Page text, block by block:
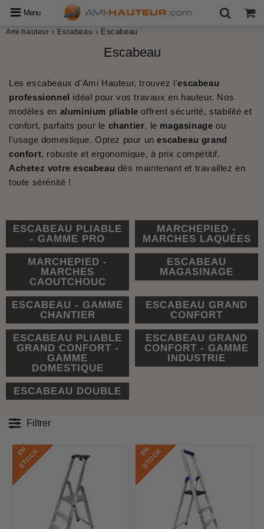
Menu
Ami-hauteur › Escabeau › Escabeau
Escabeau
Les escabeaux d'Ami Hauteur, trouvez l'escabeau
professionnel idéal pour vos travaux en hauteur. Nos
modèles en aluminium pliable offrent sécurité, stabilité et
confort, parfaits pour le chantier, le magasinage ou
l'usage domestique. Optez pour unescabeau grand
confort, robuste et ergonomique, à prix compétitif.
Achetez votre escabeau dès maintenant et travaillez en
toute sérénité !
ESCABEAU PLIABLE
- GAMME PRO
MARCHEPIED -
MARCHES LAQUÉES
MARCHEPIED -
MARCHES
CAOUTCHOUC
ESCABEAU
MAGASINAGE
ESCABEAU - GAMME
CHANTIER
ESCABEAU GRAND
CONFORT
ESCABEAU PLIABLE
GRAND CONFORT -
GAMME
DOMESTIQUE
ESCABEAU GRAND
CONFORT - GAMME
INDUSTRIE
ESCABEAU DOUBLE
Filtrer
E
N
S
T
O
C
K E
N
S
T
O
C
K